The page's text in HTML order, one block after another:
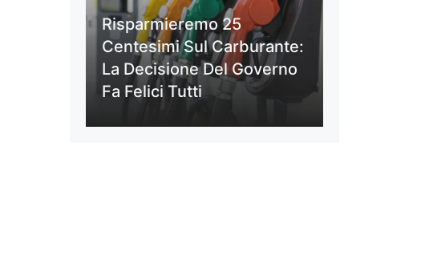
Risparmieremo 25
Centesimi Sul Carburante:
La Decisione Del Governo
Fa Felici Tutti